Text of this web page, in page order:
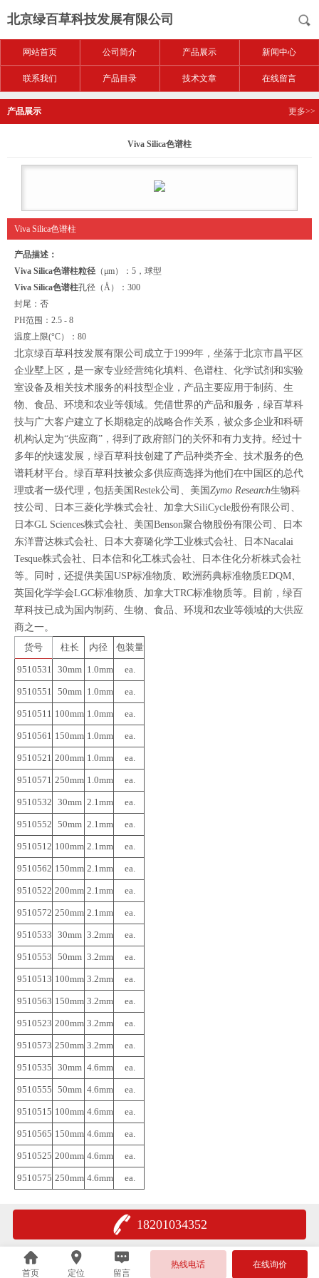
北京绿百草科技发展有限公司
网站首页 公司简介 产品展示 新闻中心
联系我们 产品目录 技术文章 在线留言
产品展示 更多>>
Viva Silica色谱柱
Viva Silica色谱柱
产品描述：
Viva Silica色谱柱粒径 （μm）：5，球型
Viva Silica色谱柱孔径（Å）：300
封尾：否
PH范围：2.5 - 8
温度上限(°C）：80
北京绿百草科技发展有限公司成立于1999年，坐落于北京市昌平区
企业墅上区，是一家专业经营纯化填料、色谱柱、化学试剂和实验
室设备及相关技术服务的科技型企业，产品主要应用于制药、生
物、食品、环境和农业等领域。凭借世界的产品和服务，绿百草科
技与广大客户建立了长期稳定的战略合作关系，被众多企业和科研
机构认定为“供应商”，得到了政府部门的关怀和有力支持。经过十
多年的快速发展，绿百草科技创建了产品种类齐全、技术服务的色
谱耗材平台。绿百草科技被众多供应商选择为他们在中国区的总代
理或者一级代理，包括美国 Restek公司、美国 Zymo Research生物科
技公司、
日本三菱化学株式会社、加拿大SiliCycle股份有限公司、
日本GL Sciences株式会社、美国Benson聚合物股份有限公司、日本
东洋曹达株式会社、日本大赛璐化学工业株式会社、日本Nacalai
Tesque株式会社、日本信和化工株式会社、日本住化分析株式会社
等。同时，还提供美国USP标准物质、欧洲药典标准物质EDQM、
英国化学学会LGC标准物质、加拿大TRC标准物质等。目前，绿百
草科技已成为国内制药、生物、食品、环境和农业等领域的大供应
商之一。
货号
柱长 内径 包装量
9510531 30mm 1.0mm ea.
9510551 50mm 1.0mm ea.
9510511 100mm 1.0mm ea.
9510561 150mm 1.0mm ea.
9510521 200mm 1.0mm ea.
9510571 250mm 1.0mm ea.
9510532 30mm 2.1mm ea.
9510552 50mm 2.1mm ea.
9510512 100mm 2.1mm ea.
9510562 150mm 2.1mm ea.
9510522 200mm 2.1mm ea.
9510572 250mm 2.1mm ea.
9510533 30mm 3.2mm ea.
9510553 50mm 3.2mm ea.
9510513 100mm 3.2mm ea.
9510563 150mm 3.2mm ea.
9510523 200mm 3.2mm ea.
9510573 250mm 3.2mm ea.
9510535 30mm 4.6mm ea.
9510555 50mm 4.6mm ea.
9510515 100mm 4.6mm ea.
9510565 150mm 4.6mm ea.
9510525 200mm 4.6mm ea.
9510575 250mm 4.6mm ea.
18201034352
首页 定位 留言
热线电话 在线询价